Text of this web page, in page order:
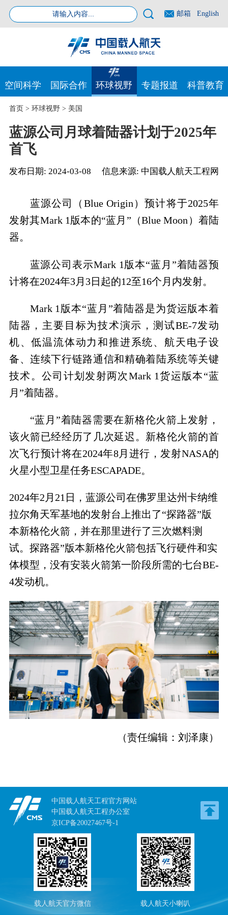
邮箱 English
空间科学 国际合作 环球视野 专题报道 科普教育
首页> 环球视野> 美国
蓝源公司月球着陆器计划于2025年
首飞
发布日期: 2024-03-08 信息来源: 中国载人航天工程网
蓝源公司（ Blue Origin ）预计将于2025年
发射其Mark 1版本的“蓝月”（Blue Moon ）着陆
器。
蓝源公司表示Mark 1版本“蓝月”着陆器预
计将在2024年3月 3日起的12至16个月内发射。
Mark 1 版本“蓝月”着陆器是为货运版本着
陆器，主要目标为技术演示，测试BE-7发动
机、低温流体动力和推进系统、航天电子设
备、连续下行链路通信和精确着陆系统等关键
技术。公司计划发射两次Mark 1货运版本“蓝
月”着陆器。
“蓝月”着陆器需要在新格伦火箭上发射，
该火箭已经经历了几次延迟。新格伦火箭的首
次飞行预计将在2024年8月进行，发射NASA的
火星小型卫星任务ESCAPADE。
2024年2月 21 日，蓝源公司在佛罗里达州卡纳维
拉尔角天军基地的发射台上推出了“探路器”版
本新格伦火箭，并在那里进行了三次燃料测
试。探路器”版本新格伦火箭包括飞行硬件和实
体模型，没有安装火箭第一阶段所需的七台BE-
4发动机。
（责任编辑：刘泽康）
中国载人航天工程官方网站
中国载人航天工程办公室
京ICP备20027467号-1
载人航天官方微信 载人航天小喇叭